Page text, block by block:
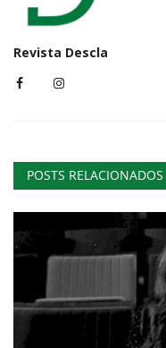
Revista Descla
POSTS RELACIONADOS